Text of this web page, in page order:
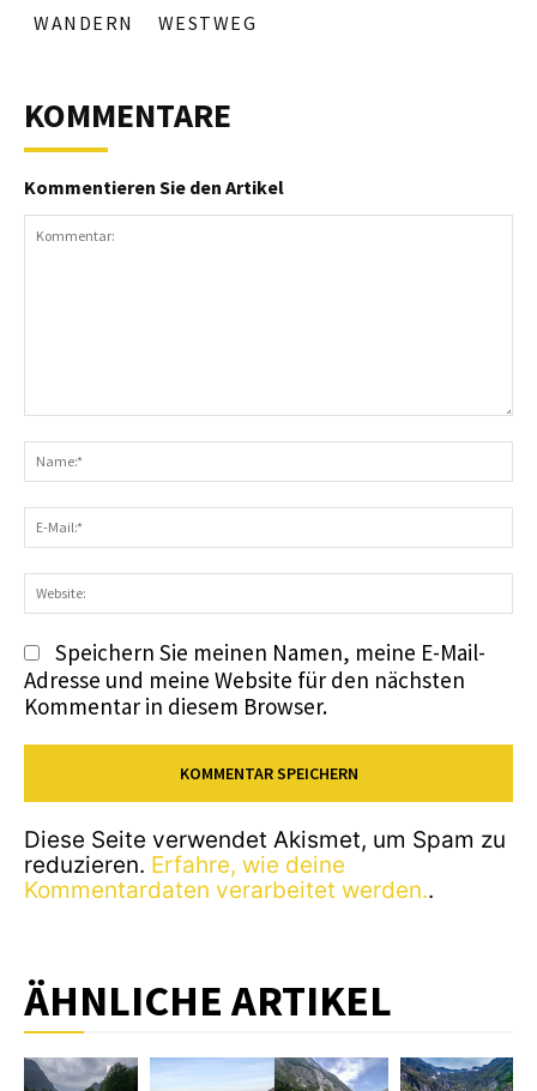
WANDERN
WESTWEG
KOMMENTARE
Kommentieren Sie den Artikel
Speichern Sie meinen Namen, meine E-Mail-
Adresse und meine Website für den nächsten
Kommentar in diesem Browser.
Diese Seite verwendet Akismet, um Spam zu
reduzieren. Erfahre, wie deine
Kommentardaten verarbeitet werden..
ÄHNLICHE ARTIKEL